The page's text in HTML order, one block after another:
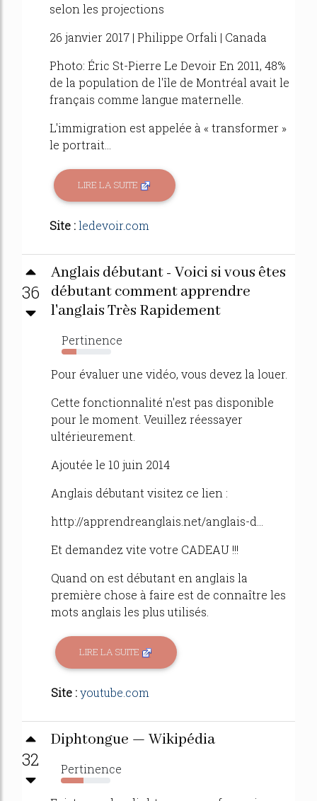
selon les projections
26 janvier 2017 | Philippe Orfali | Canada
Photo: Éric St-Pierre Le Devoir En 2011, 48%
de la population de l'île de Montréal avait le
français comme langue maternelle.
L'immigration est appelée à « transformer »
le portrait...
LIRE LA SUITE
Site :ledevoir.com
36
Anglais débutant - Voici si vous êtes
débutant comment apprendre
l'anglais Très Rapidement
Pertinence
30%
Pour évaluer une vidéo, vous devez la louer.
Cette fonctionnalité n'est pas disponible
pour le moment. Veuillez réessayer
ultérieurement.
Ajoutée le 10 juin 2014
Anglais débutant visitez ce lien :
http://apprendreanglais.net/anglais-d...
Et demandez vite votre CADEAU !!!
Quand on est débutant en anglais la
première chose à faire est de connaître les
mots anglais les plus utilisés.
LIRE LA SUITE
Site :youtube.com
32
Diphtongue — Wikipédia
Pertinence
45%